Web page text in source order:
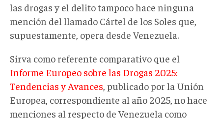
las drogas y el delito tampoco hace ninguna
mención del llamado Cártel de los Soles que,
supuestamente, opera desde Venezuela.
Sirva como referente comparativo que el
Informe Europeo sobre las Drogas 2025:
Tendencias y Avances , publicado por la Unión
Europea, correspondiente al año 2025, no hace
menciones al respecto de Venezuela como